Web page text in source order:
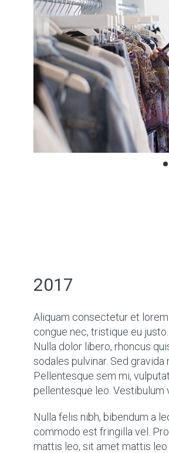
2017
Aliquam consectetur et
congue nec, tristique eu
Nulla dolor libero, rhoncus
sodales pulvinar. Sed
Pellentesque sem mi,
pellentesque leo. Vestibulum
Nulla felis nibh, bibendum a
commodo est fringilla vel.
mattis leo, sit amet mattis